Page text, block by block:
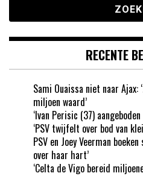
RECENTE
Sami Ouaissa niet naar Ajax:
miljoen waard’
‘Ivan Perisic (37)
‘PSV twijfelt over bod van
PSV en Joey Veerman
over haar hart’
‘Celta de Vigo bereid